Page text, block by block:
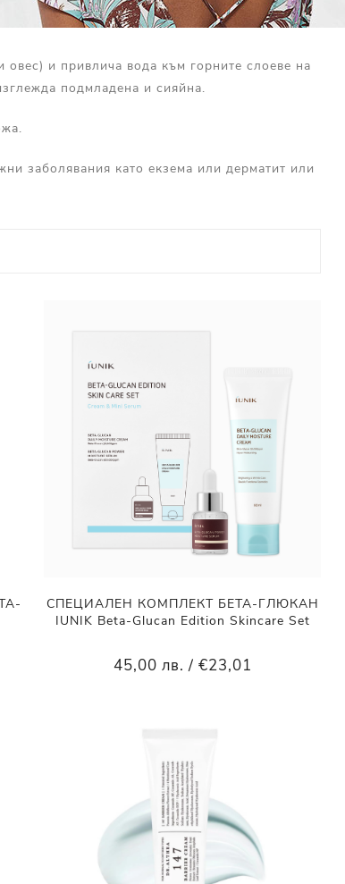
и привлича вода към горните слоеве на
подмладена и сияйна.
заболявания като екзема или дерматит или
СПЕЦИАЛЕН КОМПЛЕКТ БЕТА-ГЛЮКАН
IUNIK Beta-Glucan Edition Skincare Set
45,00 лв. / €23,01